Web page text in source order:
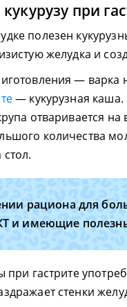
при
полезен
желудка и
—
— кукурузная
отваривается на
количества
рациона для
и имеющие
при гастрите
стенки